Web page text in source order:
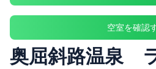
空室を確認
奥屈斜路温泉